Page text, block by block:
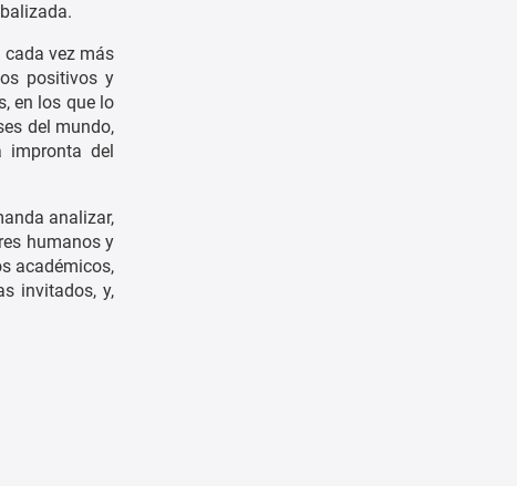
cada vez más
positivos y
en los que lo
del mundo,
impronta del
analizar,
humanos y
académicos,
invitados, y,